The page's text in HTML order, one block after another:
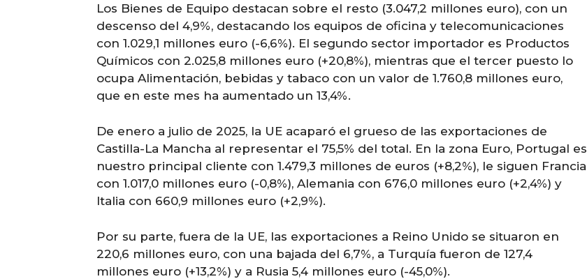
Los Bienes de Equipo destacan sobre el resto (3.047,2 millones euro), con un
descenso del 4,9%, destacando los equipos de oficina y telecomunicaciones
con 1.029,1 millones euro (-6,6%). El segundo sector importador es Productos
Químicos con 2.025,8 millones euro (+20,8%), mientras que el tercer puesto lo
ocupa Alimentación, bebidas y tabaco con un valor de 1.760,8 millones euro,
que en este mes ha aumentado un 13,4%.
De enero a julio de 2025, la UE acaparó el grueso de las exportaciones de
Castilla-La Mancha al representar el 75,5% del total. En la zona Euro, Portugal es
nuestro principal cliente con 1.479,3 millones de euros (+8,2%), le siguen Francia
con 1.017,0 millones euro (-0,8%), Alemania con 676,0 millones euro (+2,4%) y
Italia con 660,9 millones euro (+2,9%).
Por su parte, fuera de la UE, las exportaciones a Reino Unido se situaron en
220,6 millones euro, con una bajada del 6,7%, a Turquía fueron de 127,4
millones euro (+13,2%) y a Rusia 5,4 millones euro (-45,0%).